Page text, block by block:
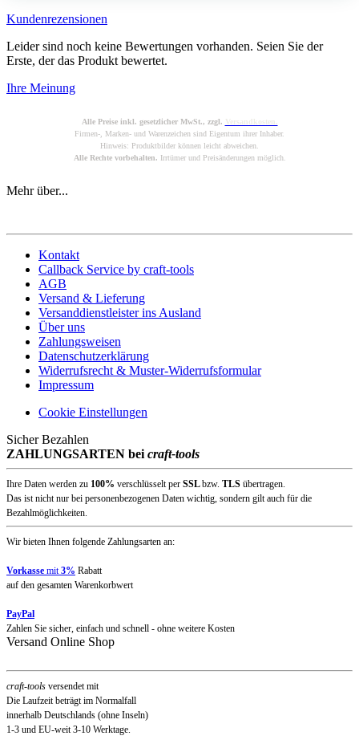
Kundenrezensionen
Leider sind noch keine Bewertungen vorhanden. Seien Sie der
Erste, der das Produkt bewertet.
Ihre Meinung
Alle Preise inkl. gesetzlicher MwSt., zzgl. Versandkosten.
Firmen-, Marken- und Warenzeichen sind Eigentum ihrer Inhaber.
Hinweis: Produktbilder können leicht abweichen.
Alle Rechte vorbehalten. Irrtümer und Preisänderungen möglich.
Mehr über...
Kontakt
Callback Service by craft-tools
AGB
Versand & Lieferung
Versanddienstleister ins Ausland
Über uns
Zahlungsweisen
Datenschutzerklärung
Widerrufsrecht & Muster-Widerrufsformular
Impressum
Cookie Einstellungen
Sicher Bezahlen
ZAHLUNGSARTEN bei craft-tools
Ihre Daten werden zu 100% verschlüsselt per SSLbzw. TLS übertragen.
Das ist nicht nur bei personenbezogenen Daten wichtig, sondern gilt auch für die
Bezahlmöglichkeiten.
Wir bieten Ihnen folgende Zahlungsarten an:
Vorkasse mit3% Rabatt
auf den gesamten Warenkorbwert
PayPal
Zahlen Sie sicher, einfach und schnell - ohne weitere Kosten
Versand Online Shop
craft-tools versendet mit
Die Laufzeit beträgt im Normalfall
innerhalb Deutschlands (ohne Inseln)
1-3 und EU-weit 3-10 Werktage.